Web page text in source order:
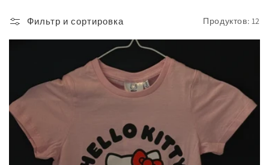
и
я
Фильтр и сортировка Продуктов: 12